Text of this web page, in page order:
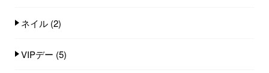
ネイル (2)
VIPデー (5)